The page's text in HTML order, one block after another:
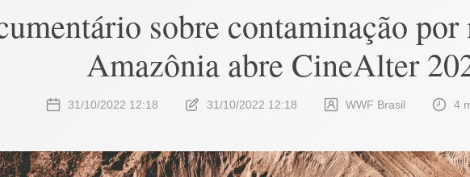
sobre contaminação
Amazônia abre CineAlter
31/10/2022 12:18 31/10/2022 12:18 WWF Brasil 4